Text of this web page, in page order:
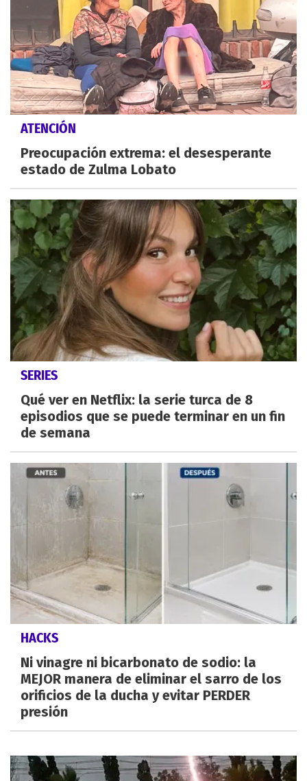
ATENCIÓN
Preocupación extrema: el desesperante
estado de Zulma Lobato
SERIES
Qué ver en Netflix: la serie turca de 8
episodios que se puede terminar en un fin
de semana
HACKS
Ni vinagre ni bicarbonato de sodio: la
MEJOR manera de eliminar el sarro de los
orificios de la ducha y evitar PERDER
presión